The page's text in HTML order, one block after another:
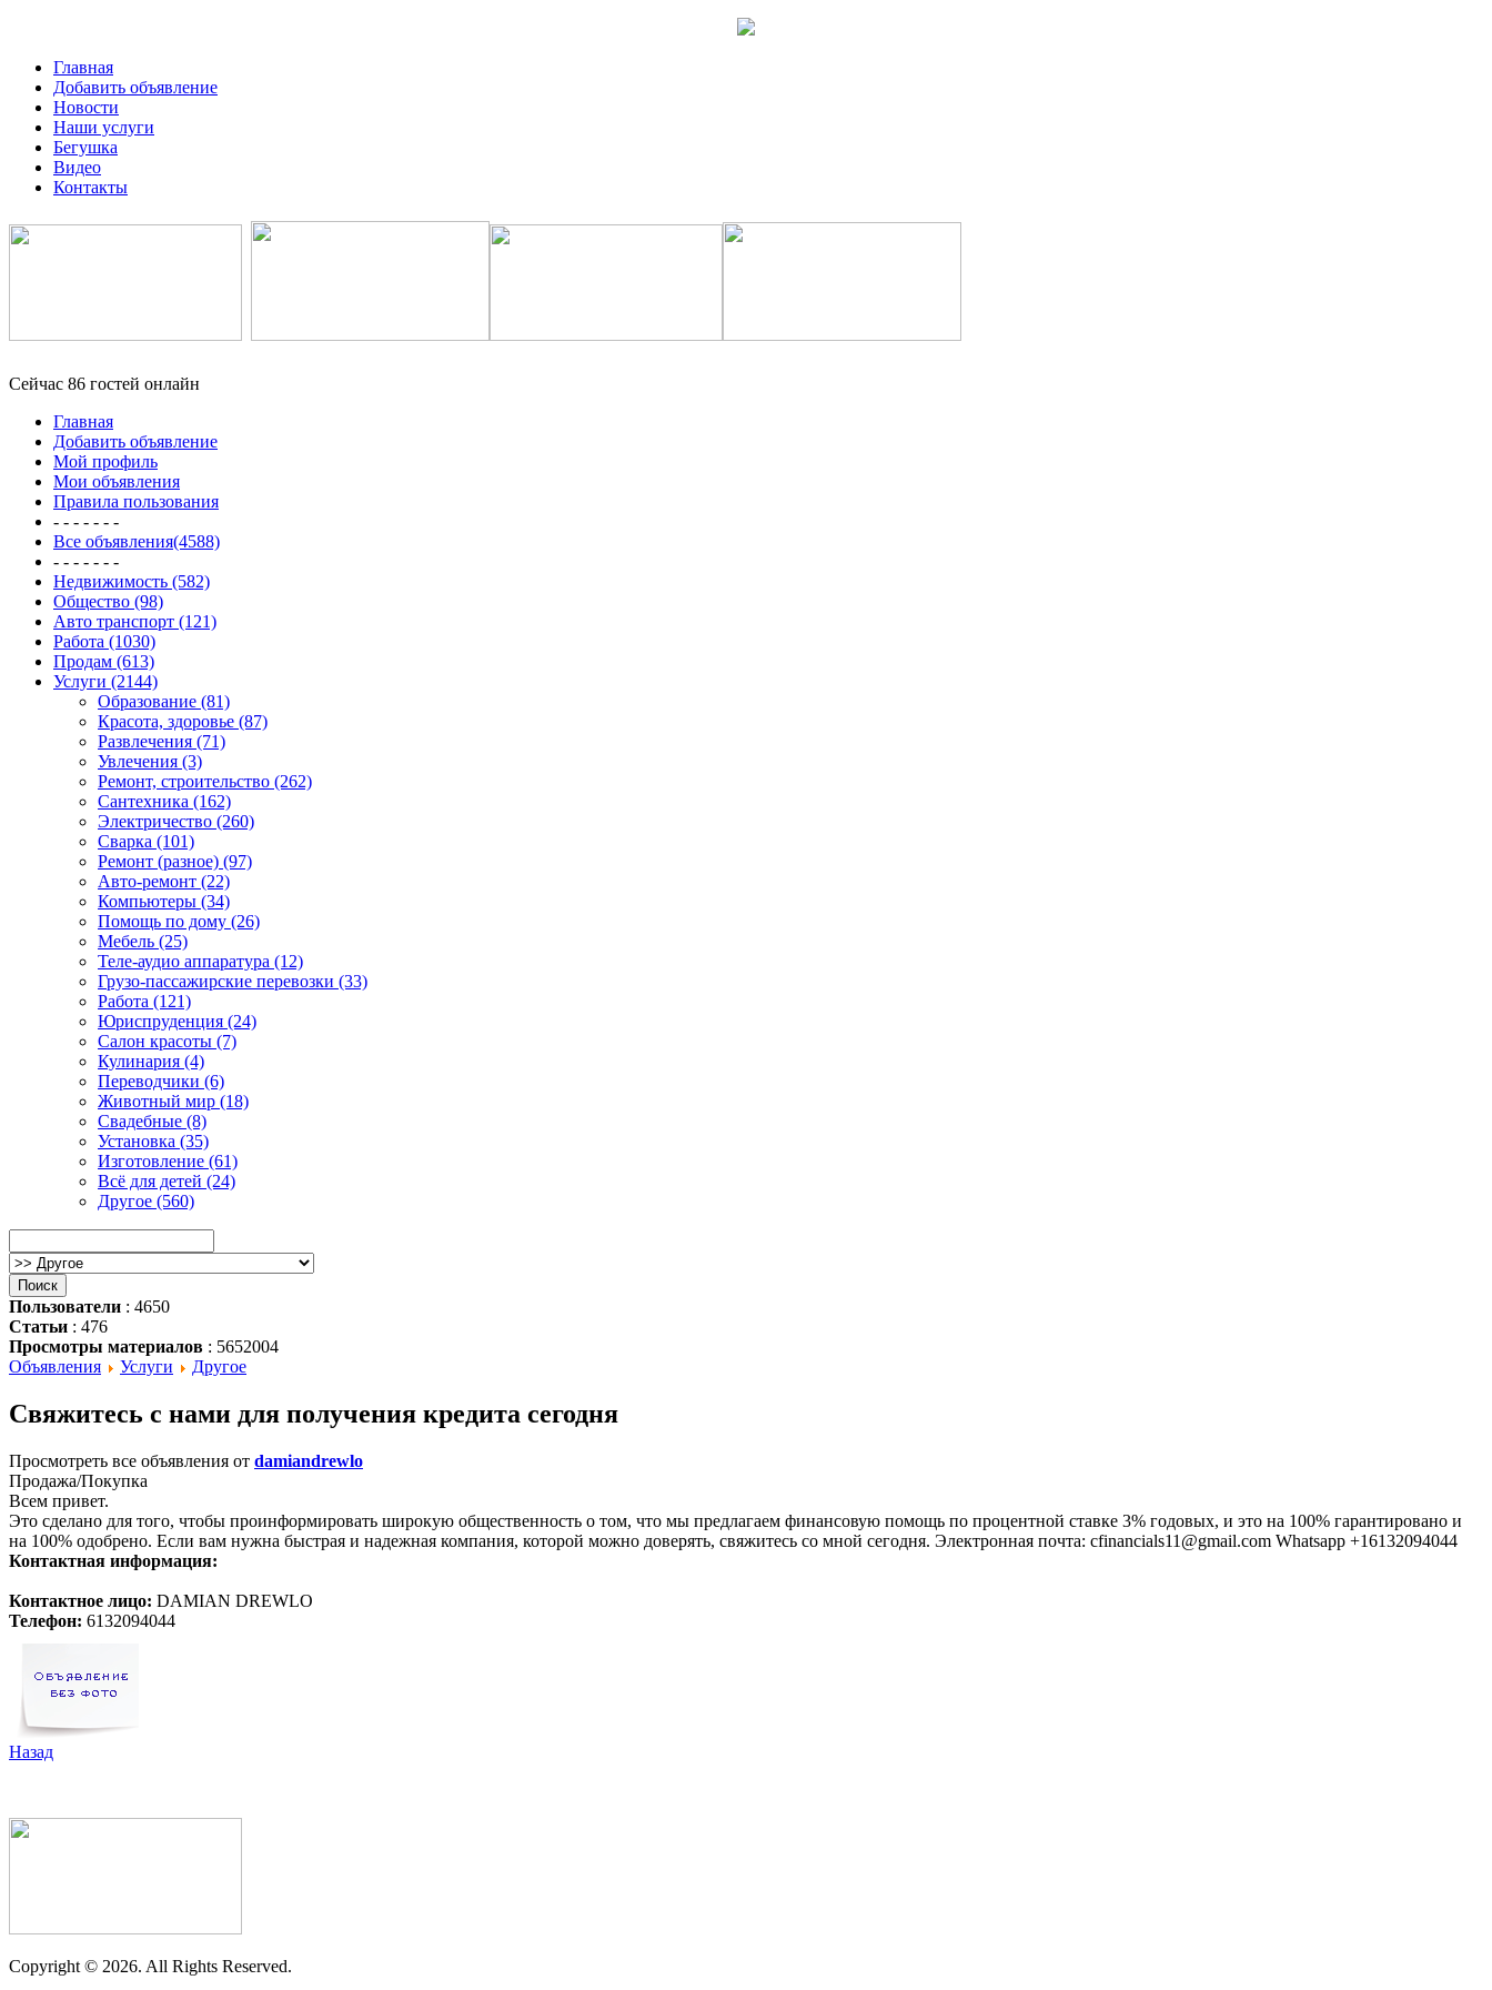
Главная
Добавить объявление
Новости
Наши услуги
Бегушка
Видео
Контакты
Сейчас 86 гостей онлайн
Главная
Добавить объявление
Мой профиль
Мои объявления
Правила пользования
- - - - - - -
Все объявления(4588)
- - - - - - -
Недвижимость (582)
Общество (98)
Авто транспорт (121)
Работа (1030)
Продам (613)
Услуги (2144)
Образование (81)
Красота, здоровье (87)
Развлечения (71)
Увлечения (3)
Ремонт, строительство (262)
Сантехника (162)
Электричество (260)
Сварка (101)
Ремонт (разное) (97)
Авто-ремонт (22)
Компьютеры (34)
Помощь по дому (26)
Мебель (25)
Теле-аудио аппаратура (12)
Грузо-пассажирские перевозки (33)
Работа (121)
Юриспруденция (24)
Салон красоты (7)
Кулинария (4)
Переводчики (6)
Животный мир (18)
Свадебные (8)
Установка (35)
Изготовление (61)
Всё для детей (24)
Другое (560)
Пользователи : 4650
Статьи : 476
Просмотры материалов : 5652004
Объявления
Услуги Другое
Свяжитесь с нами для получения кредита сегодня
Просмотреть все объявления от damiandrewlo
Продажа/Покупка
Всем привет.
Это сделано для того, чтобы проинформировать широкую общественность о том, что мы предлагаем финансовую помощь по процентной ставке 3% годовых, и это на 100% гарантировано и
на 100% одобрено. Если вам нужна быстрая и надежная компания, которой можно доверять, свяжитесь со мной сегодня. Электронная почта: cfinancials11@gmail.com Whatsapp +16132094044
Контактная информация:
Контактное лицо: DAMIAN DREWLO
Телефон: 6132094044
Назад
Copyright © 2026. All Rights Reserved.